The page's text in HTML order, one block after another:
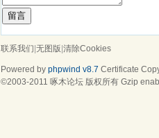
留言
联系我们|无图版|清除Cookies
Powered by phpwind v8.7 Certificate
©2003-2011 啄木论坛 版权所有 Gzip